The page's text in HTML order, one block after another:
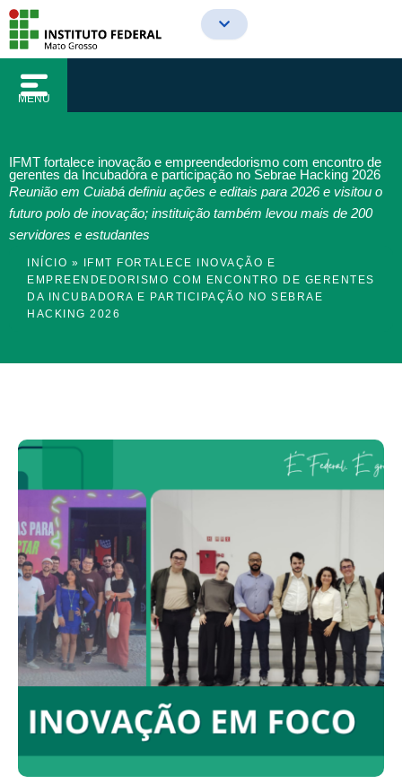
conteúdo
para
conteúdo
MENU
IFMT fortalece inovação e empreendedorismo com encontro de
gerentes da Incubadora e participação no Sebrae Hacking 2026
Reunião em Cuiabá definiu ações e editais para 2026 e visitou o
futuro polo de inovação; instituição também levou mais de 200
servidores e estudantes
INÍCIO » IFMT FORTALECE INOVAÇÃO E
EMPREENDEDORISMO COM ENCONTRO DE GERENTES
DA INCUBADORA E PARTICIPAÇÃO NO SEBRAE
HACKING 2026